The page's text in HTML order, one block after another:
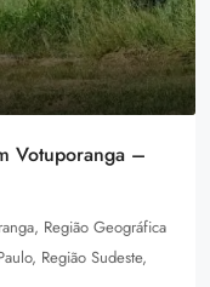
Votuporanga –
Região Geográfica
Região Sudeste,